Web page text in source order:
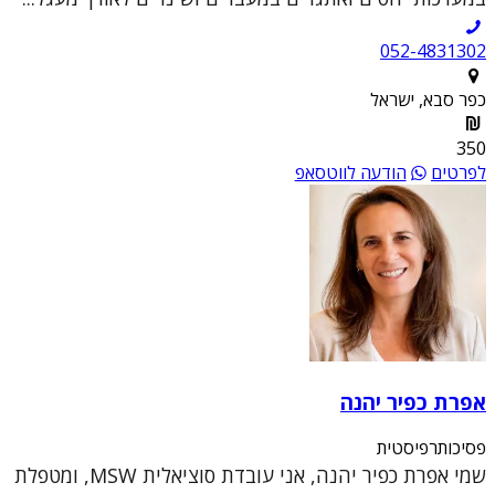
052-4831302
כפר סבא, ישראל
350
לפרטים
הודעה לווטסאפ
אפרת כפיר יהנה
פסיכותרפיסטית
שמי אפרת כפיר יהנה, אני עובדת סוציאלית MSW, ומטפלת